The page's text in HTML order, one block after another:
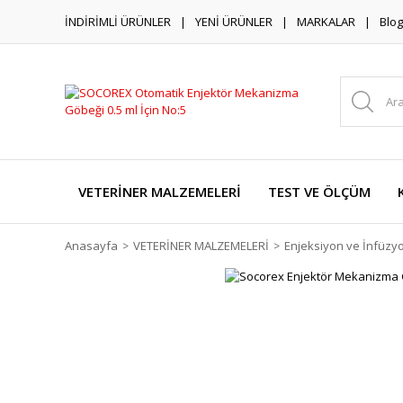
İNDİRİMLİ ÜRÜNLER YENİ ÜRÜNLER MARKALAR Blog
VETERİNER MALZEMELERİ TEST VE ÖLÇÜM
Anasayfa VETERİNER MALZEMELERİ Enjeksiyon ve